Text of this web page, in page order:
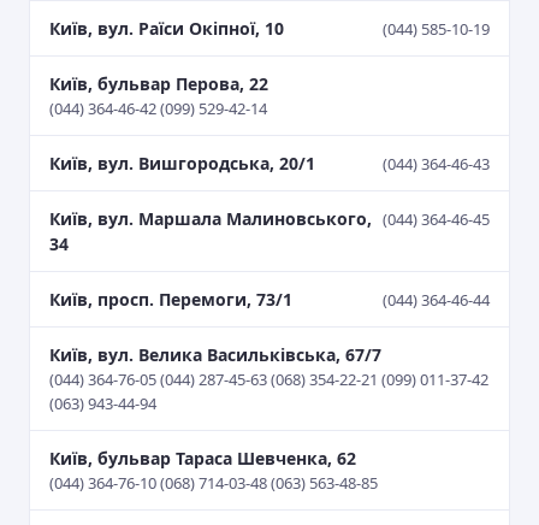
Київ, вул. Раїси Окіпної, 10 (044) 585-10-19
Київ, бульвар Перова, 22
(044) 364-46-42 (099) 529-42-14
Київ, вул. Вишгородська, 20/1 (044) 364-46-43
Київ, вул. Маршала Малиновського,
34
(044) 364-46-45
Київ, просп. Перемоги, 73/1 (044) 364-46-44
Київ, вул. Велика Васильківська, 67/7
(044) 364-76-05 (044) 287-45-63 (068) 354-22-21 (099) 011-37-42
(063) 943-44-94
Київ, бульвар Тараса Шевченка, 62
(044) 364-76-10 (068) 714-03-48 (063) 563-48-85